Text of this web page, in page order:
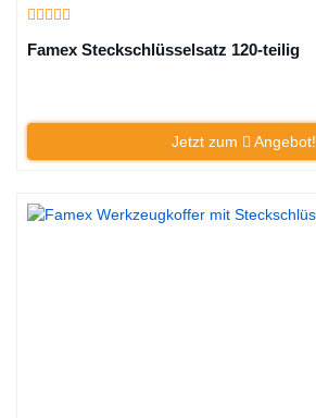
Famex Steckschlüsselsatz 120-teilig
Jetzt zum Angebot!